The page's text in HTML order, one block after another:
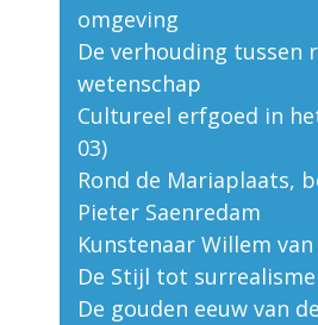
omgeving
De verhouding tussen
wetenschap
Cultureel erfgoed in
03)
Rond de Mariaplaats,
Pieter Saenredam
Kunstenaar Willem
De Stijl tot surrealisme
De gouden eeuw van